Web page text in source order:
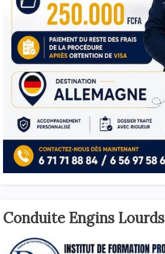
Conduite Engins Lourds